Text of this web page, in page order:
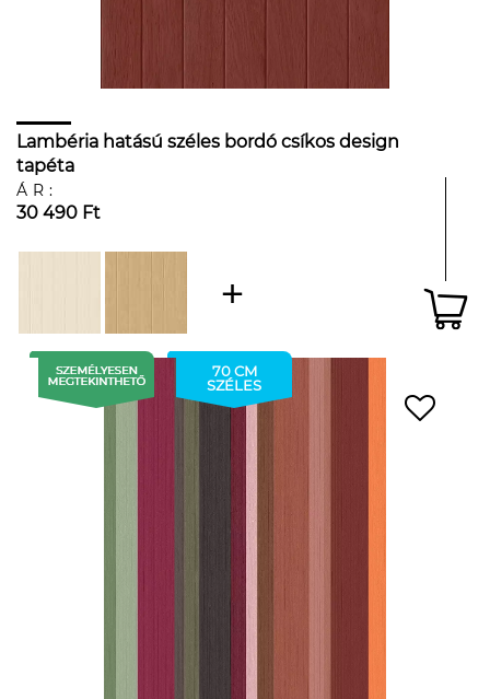
Lambéria hatású széles bordó csíkos design
tapéta
ÁR:
30 490 Ft
70 CM
SZÉLES